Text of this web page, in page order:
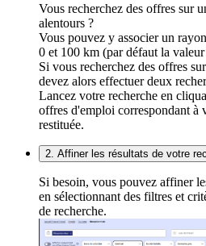
Vous recherchez des offres sur
alentours ?
Vous pouvez y associer un
0 et 100 km (par défaut la
Si vous recherchez des offres
devez alors effectuer deux
Lancez votre recherche en
offres d'emploi correspondant à
restituée.
2. Affiner les résultats de votre
Si besoin, vous pouvez affiner
en sélectionnant des filtres et
de recherche.